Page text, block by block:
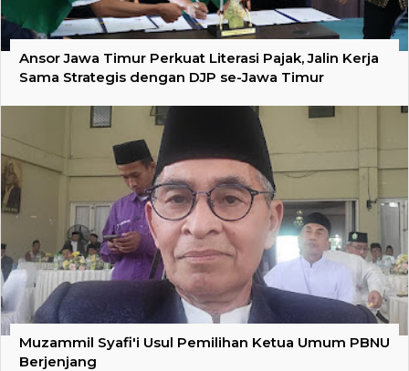
Ansor Jawa Timur Perkuat Literasi Pajak, Jalin Kerja
Sama Strategis dengan DJP se-Jawa Timur
Muzammil Syafi'i Usul Pemilihan Ketua Umum PBNU
Berjenjang